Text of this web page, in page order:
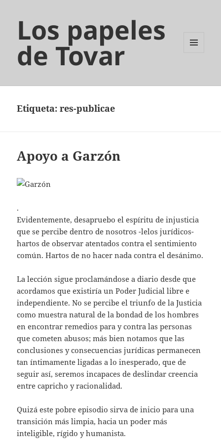
Los papeles
de Tovar
Etiqueta:res-publicae
Apoyo a Garzón
.
Evidentemente, desapruebo el espíritu de injusticia
que se percibe dentro de nosotros -lelos jurídicos-
hartos de observar atentados contra el sentimiento
común. Hartos de no hacer nada contra el desánimo.
La lección sigue proclamándose a diario desde que
acordamos que existiría un Poder Judicial libre e
independiente. No se percibe el triunfo de la Justicia
como muestra natural de la bondad de los hombres
en encontrar remedios para y contra las personas
que cometen abusos; más bien notamos que las
conclusiones y consecuencias jurídicas permanecen
tan íntimamente ligadas a lo inesperado, que de
seguir así, seremos incapaces de deslindar creencia
entre capricho y racionalidad.
Quizá este pobre episodio sirva de inicio para una
transición más limpia, hacia un poder más
inteligible, rígido y humanista.